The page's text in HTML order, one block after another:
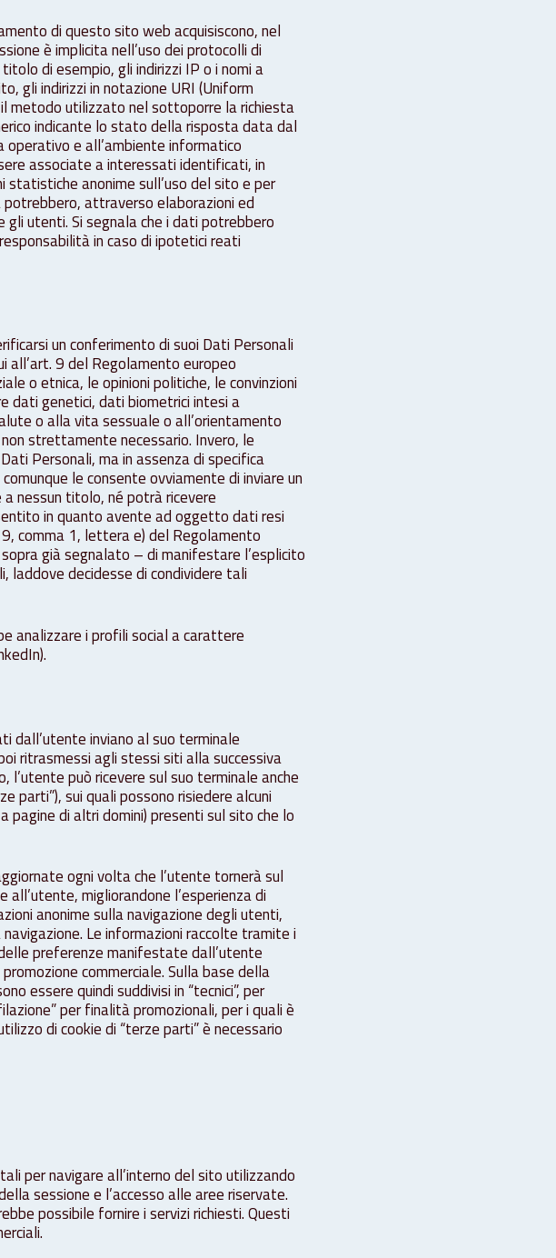
di questo sito web acquisiscono, nel
è implicita nell’uso dei protocolli di
di esempio, gli indirizzi IP o i nomi a
gli indirizzi in notazione URI (Uniform
metodo utilizzato nel sottoporre la richiesta
indicante lo stato della risposta data dal
e all’ambiente informatico
associate a interessati identificati, in
anonime sull’uso del sito e per
attraverso elaborazioni ed
utenti. Si segnala che i dati potrebbero
in caso di ipotetici reati
un conferimento di suoi Dati Personali
all’art. 9 del Regolamento europeo
o etnica, le opinioni politiche, le convinzioni
dati genetici, dati biometrici intesi a
o alla vita sessuale o all’orientamento
strettamente necessario. Invero, le
Personali, ma in assenza di specifica
le consente ovviamente di inviare un
nessun titolo, né potrà ricevere
in quanto avente ad oggetto dati resi
comma 1, lettera e) del Regolamento
già segnalato – di manifestare l’esplicito
decidesse di condividere tali
analizzare i profili social a carattere
dall’utente inviano al suo terminale
ritrasmessi agli stessi siti alla successiva
può ricevere sul suo terminale anche
parti”), sui quali possono risiedere alcuni
pagine di altri domini) presenti sul sito che lo
ogni volta che l’utente tornerà sul
migliorandone l’esperienza di
anonime sulla navigazione degli utenti,
Le informazioni raccolte tramite i
preferenze manifestate dall’utente
commerciale. Sulla base della
essere quindi suddivisi in “tecnici”, per
per finalità promozionali, per i quali è
di cookie di “terze parti” è necessario
per navigare all’interno del sito utilizzando
sessione e l’accesso alle aree riservate.
possibile fornire i servizi richiesti. Questi